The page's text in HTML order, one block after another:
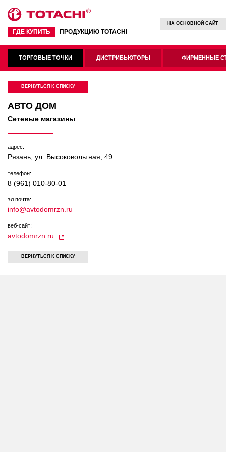
ГДЕ КУПИТЬ ПРОДУКЦИЮ TOTACHI
НА ОСНОВНОЙ САЙТ
ТОРГОВЫЕ ТОЧКИ ДИСТРИБЬЮТОРЫ ФИРМЕННЫЕ
ВЕРНУТЬСЯ К СПИСКУ
АВТО ДОМ
Сетевые магазины
адрес:
Рязань, ул. Высоковольтная, 49
телефон:
8 (961) 010-80-01
эл.почта:
info@avtodomrzn.ru
веб-сайт:
avtodomrzn.ru
ВЕРНУТЬСЯ К СПИСКУ